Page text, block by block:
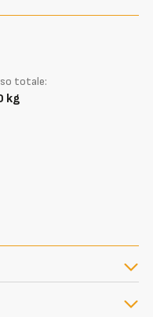
totale:
kg